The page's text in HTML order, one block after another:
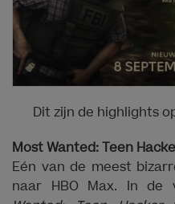
Dit zijn de highlights
Most Wanted: Teen
Eén van de meest
naar HBO Max. In de